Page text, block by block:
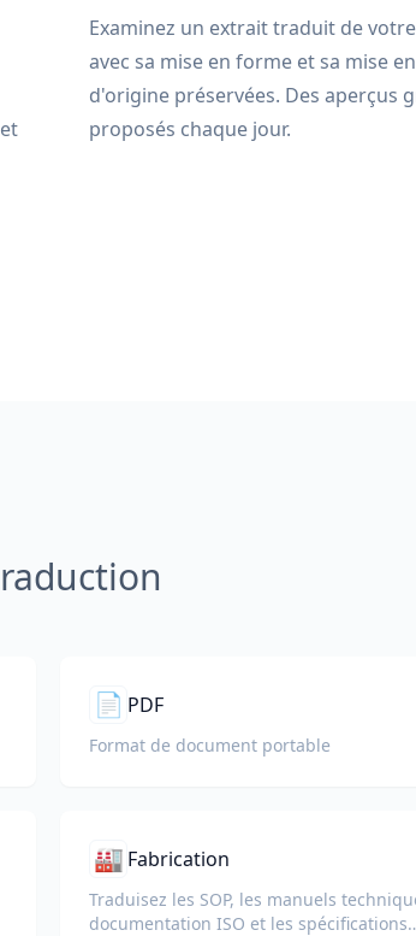
Examinez un extrait traduit de
avec sa mise en forme et sa mise
d'origine préservées. Des aperçus
proposés chaque jour.
📄 PDF
Format de document portable
🏭 Fabrication
Traduisez les SOP, les manuels
documentation ISO et les spécifications